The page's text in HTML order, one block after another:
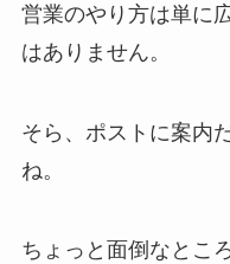
営業のやり方は単に
はありません。
そら、ポストに案内
ね。
ちょっと面倒なとこ